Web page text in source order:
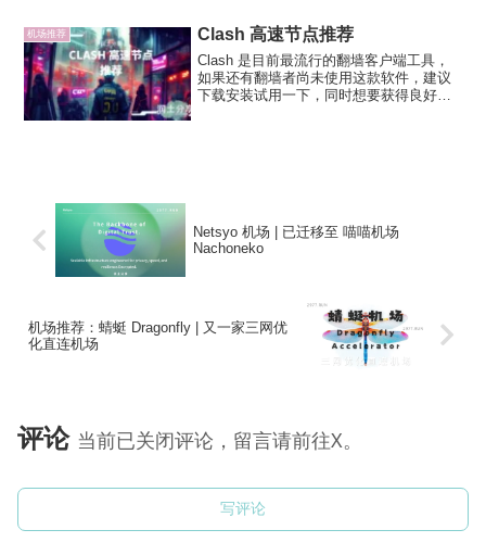
场节点常用地区香港、台湾、日本、美
国、新加坡冷门地...
机场推荐 Clash 高速节点推荐
Clash 是目前最流行的翻墙客户端工具，
如果还有翻墙者尚未使用这款软件，建议
下载安装试用一下，同时想要获得良好的
Netsyo 机场 | 已迁移至 喵喵机场
Nachoneko
机场推荐：蜻蜓 Dragonfly | 又一家三网优
化直连机场
评论 当前已关闭评论，留言请前往X。
写评论